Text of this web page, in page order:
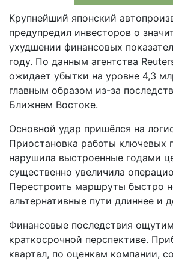
Крупнейший японский
предупредил инвесторов о
ухудшении финансовых
году. По данным агентства
ожидает убытки на уровне 4,3
главным образом из-за
Ближнем Востоке.
Основной удар пришёлся на
Приостановка работы ключевых
нарушила выстроенные годами
существенно увеличила
Перестроить маршруты быстро
альтернативные пути длиннее и
Финансовые последствия
краткосрочной перспективе.
квартал, по оценкам компании,